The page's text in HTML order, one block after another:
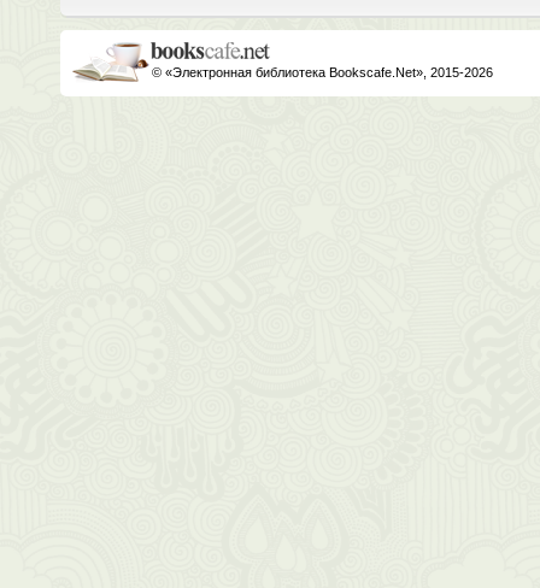
© «Электронная библиотека Bookscafe.Net», 2015-2026